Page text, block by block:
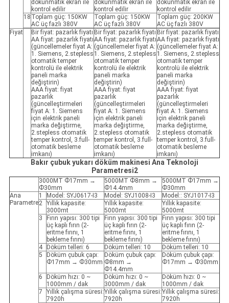
dokunmatik ekran ile
kontrol edilir
dokunmatik ekran ile
kontrol edilir
dokunmatik ekran ile
kontrol edilir
18 Toplam güç: 150KW
AC üç fazlı 380V
Toplam güç: 150KW
AC üç fazlı 380V
Toplam güç: 200KW
AC üç fazlı 380V
Fiyat
Bir fiyat: pazarlık fiyatı
AA fiyat: pazarlık fiyatı
(güncellemeler fiyat A:
1. Siemens, 2.stepless
otomatik temper
kontrolü ile elektrik
paneli marka
değiştirin)
AAA fiyat: fiyat
pazarlık
(güncelleştirmeleri
fiyat A: 1. Siemens
için elektrik paneli
marka değiştirme,
2.stepless otomatik
temper kontrol, 3.full-
otomatik besleme
imkanı)
Bir fiyat: pazarlık fiyatı
AA fiyat: pazarlık fiyatı
(güncellemeler fiyat A:
1. Siemens, 2.stepless
otomatik temper
kontrolü ile elektrik
paneli marka
değiştirin)
AAA fiyat: fiyat
pazarlık
(güncelleştirmeleri
fiyat A: 1. Siemens
için elektrik paneli
marka değiştirme,
2.stepless otomatik
temper kontrol, 3.full-
otomatik besleme
imkanı)
Bir fiyat: pazarlık fiyatı
AA fiyat: pazarlık fiyatı
(güncellemeler fiyat A:
1. Siemens, 2.stepless
otomatik temper
kontrolü ile elektrik
paneli marka
değiştirin)
AAA fiyat: fiyat
pazarlık
(güncelleştirmeleri
fiyat A: 1. Siemens
için elektrik paneli
marka değiştirme,
2.stepless otomatik
temper kontrol, 3.full-
otomatik besleme
imkanı)
Bakır çubuk yukarı döküm makinesi Ana Teknoloji
Parametresi2
3000MT Ф17mm →
Ф30mm
5000MT Ф8mm →
Ф14.4mm
5000MT Ф17mm →
Ф30mm
Ana
Parametre
1 Model: SYJ0617-I3 Model: SYJ1008-I3
Model:: SYJ1017-I3
2 Yıllık kapasite:
3000mt
Yıllık kapasite:
5000mt
Yıllık kapasite:
5000mt
3
Fırın yapısı: 300 tipi
üç kaplı fırın (2-
eritme fırını, 1
bekleme fırını)
Fırın yapısı: 300 tipi
üç kaplı fırın (2-
eritme fırını, 1
bekleme fırını)
Fırın yapısı: 300 tipi
üç kaplı fırın (2-
eritme fırını, 1
bekleme fırını)
4
Döküm telleri: 6 Döküm telleri: 10
Döküm telleri: 10
5
Döküm çubuk çapı:
Ф17mm → Ф30mm
Döküm çubuk çapı:
Ф8mm →
Ф14.4mm
Döküm çubuk çapı:
Ф17mm → Ф30mm
6
Döküm hızı: 0 ~
1000mm / dak
Döküm hızı: 0 ~
3000mm / dak
Döküm hızı: 0 ~
1000mm / dak
7
Yıllık çalışma süresi:
7920h
Yıllık çalışma süresi:
7920h
Yıllık çalışma süresi:
7920h